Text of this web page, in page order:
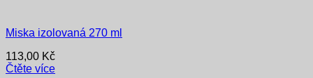
Miska izolovaná 270 ml
113,00 Kč
Čtěte více